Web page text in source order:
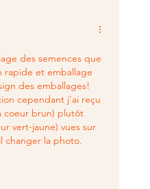
des semences que
rapide et emballage
des emballages!
cependant j'ai reçu
coeur brun) plutôt
vert-jaune) vues sur
changer la photo.